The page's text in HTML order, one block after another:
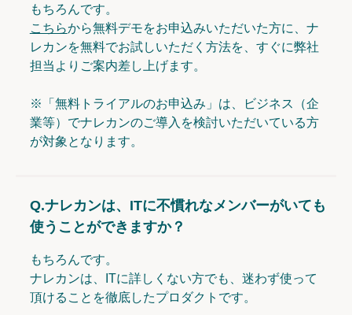
もちろんです。
こちらから無料デモをお申込みいただいた方に、ナ
レカンを無料でお試しいただく方法を、すぐに弊社
担当よりご案内差し上げます。
※「無料トライアルのお申込み」は、ビジネス（企
業等）でナレカンのご導入を検討いただいている方
が対象となります。
Q.ナレカンは、ITに不慣れなメンバーがいても
使うことができますか？
もちろんです。
ナレカンは、ITに詳しくない方でも、迷わず使って
頂けることを徹底したプロダクトです。